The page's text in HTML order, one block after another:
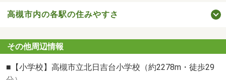
関西不動産販売株式会社 高槻北店
住所：大阪府高槻市緑が丘1丁目2番1号
【交通】
JR高槻駅よりバス6分「緑が丘」停より徒歩1分
高槻市内の各駅の住みやすさ
その他周辺情報
■【小学校】高槻市立北日吉台小学校（約2278m・徒歩29